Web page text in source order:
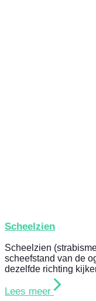
Scheelzien
Scheelzien
scheefstand van de
dezelfde richting
Lees meer